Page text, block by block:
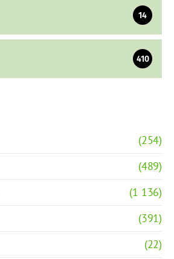
14
410
(254)
(489)
(1 136)
(391)
(22)